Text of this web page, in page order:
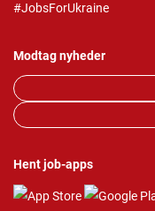
#JobsForUkraine
Modtag nyheder
Hent job-apps